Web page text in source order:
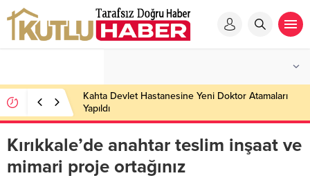
Kahta Devlet Hastanesine Yeni Doktor Atamaları
Yapıldı
Kırıkkale’de anahtar teslim inşaat ve
mimari proje ortağınız